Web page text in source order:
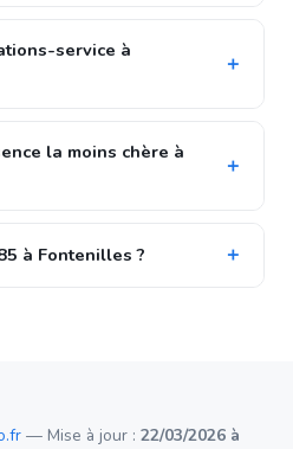
service à
la moins chère à
à Fontenilles ?
— Mise à jour : 22/03/2026 à